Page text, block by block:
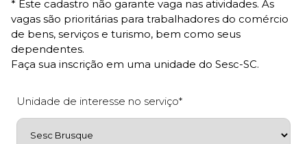
* Este cadastro não garante vaga nas atividades. As
vagas são prioritárias para trabalhadores do comércio
de bens, serviços e turismo, bem como seus
dependentes.
Faça sua inscrição em uma unidade do Sesc-SC.
Unidade de interesse no serviço*